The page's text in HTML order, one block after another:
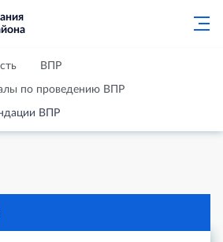
ВПР
по проведению ВПР
ВПР